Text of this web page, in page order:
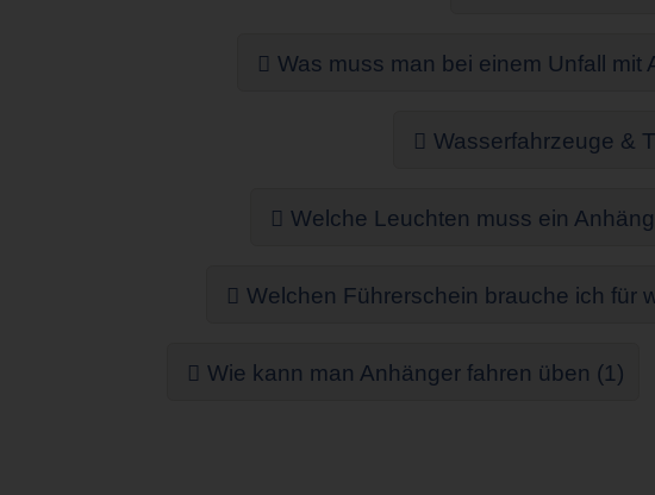
Was muss man bei einem Unfall mit
Wasserfahrzeuge &
Welche Leuchten muss ein
Welchen Führerschein brauche ich für
Wie kann man Anhänger fahren üben (1)